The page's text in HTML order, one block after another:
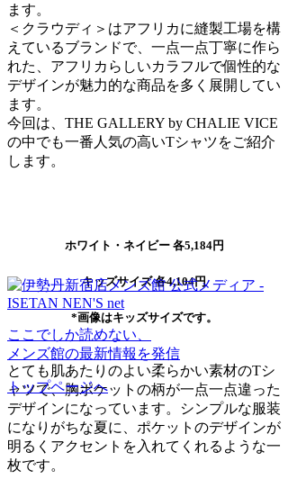
ます。
＜クラウディ＞はアフリカに縫製工場を構
えているブランドで、一点一点丁寧に作ら
れた、アフリカらしいカラフルで個性的な
デザインが魅力的な商品を多く展開してい
ます。
今回は、THE GALLERY by CHALIE VICE
の中でも一番人気の高いTシャツをご紹介
します。
ホワイト・ネイビー 各5,184円
キッズサイズ 各4,104円
*画像はキッズサイズです。
とても肌あたりのよい柔らかい素材のTシ
ャツで、胸ポケットの柄が一点一点違った
デザインになっています。シンプルな服装
になりがちな夏に、ポケットのデザインが
明るくアクセントを入れてくれるような一
枚です。
ここでしか読めない、
メンズ館の最新情報を発信
トップページへ